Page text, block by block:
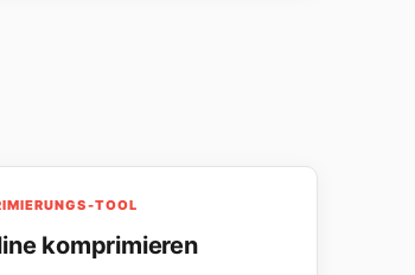
TOOL
komprimieren